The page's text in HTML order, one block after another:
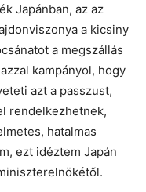
Japánban, az az
a kicsiny
a megszállás
kampányol, hogy
azt a passzust,
rendelkezhetnek,
hatalmas
ezt idéztem Japán